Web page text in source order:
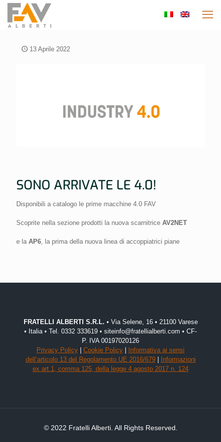
13 Aprile 2022
SONO ARRIVATE LE 4.0!
Disponibili a catalogo le prime macchine 4.0 FAV
Scoprite nella sezione prodotti la nuova scarnitrice AV2NET
e la AP6 , la prima della nuova linea di accoppiatrici piane
FRATELLI ALBERTI S.R.L. • Via Selene, 16 • 21100 Varese
• Italia • Tel. 0332 333619 • siteinfo@fratellialberti.com • CF-
P. IVA 00197020126
Privacy Policy
Cookie Policy
Informativa ai sensi
dell’articolo 13 del Regolamento UE 2016/679|
Informazioni
ex art.1, comma 125, della legge 4 agosto 2017 n. 124
© 2022 Fratelli Alberti. All Rights Reserved.